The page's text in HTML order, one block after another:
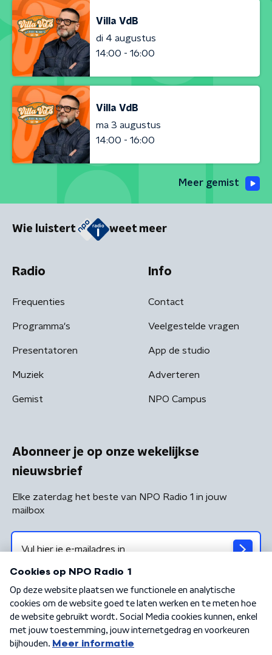
Villa VdB
di 4 augustus
14:00 - 16:00
Villa VdB
ma 3 augustus
14:00 - 16:00
Meer gemist
Wie luistert weet meer
Radio
Frequenties
Programma's
Presentatoren
Muziek
Gemist
Info
Contact
Veelgestelde vragen
App de studio
Adverteren
NPO Campus
Abonneer je op onze wekelijkse
nieuwsbrief
Elke zaterdag het beste van NPO Radio 1 in jouw
mailbox
Algemene voorwaarden